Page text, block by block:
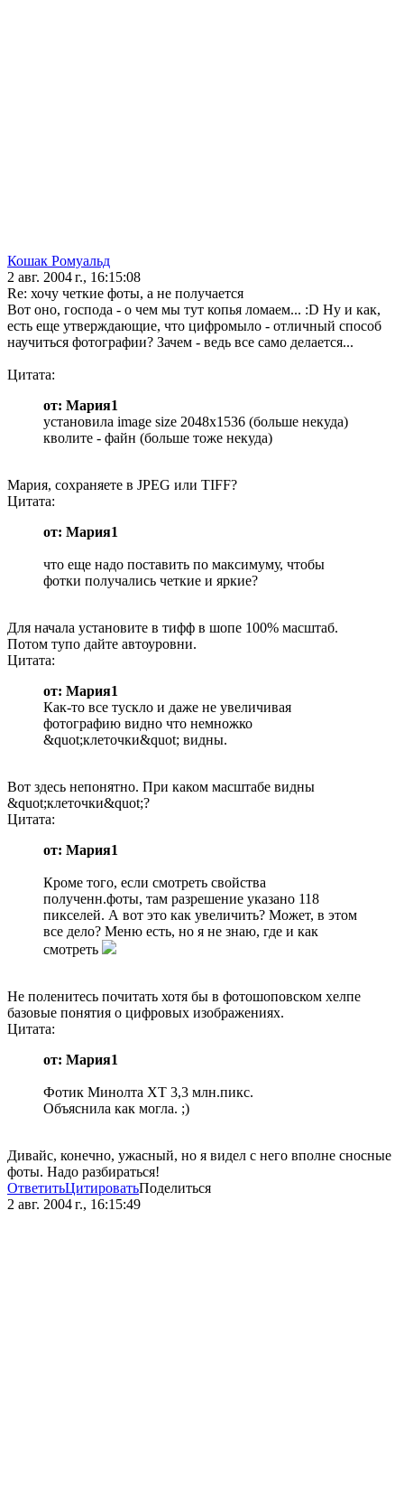
Кошак Ромуальд
2 авг. 2004 г., 16:15:08
Re: хочу четкие фоты, а не получается
Вот оно, господа - о чем мы тут копья ломаем... :D Ну и как,
есть еще утверждающие, что цифромыло - отличный способ
научиться фотографии? Зачем - ведь все само делается...
Цитата:
от: Мария1
установила image size 2048х1536 (больше некуда)
кволите - файн (больше тоже некуда)
Мария, сохраняете в JPEG или TIFF?
Цитата:
от: Мария1
что еще надо поставить по максимуму, чтобы
фотки получались четкие и яркие?
Для начала установите в тифф в шопе 100% масштаб.
Потом тупо дайте автоуровни.
Цитата:
от: Мария1
Как-то все тускло и даже не увеличивая
фотографию видно что немножко
&quot;клеточки&quot; видны.
Вот здесь непонятно. При каком масштабе видны
&quot;клеточки&quot;?
Цитата:
от: Мария1
Кроме того, если смотреть свойства
полученн.фоты, там разрешение указано 118
пикселей. А вот это как увеличить? Может, в этом
все дело? Меню есть, но я не знаю, где и как
смотреть
Не поленитесь почитать хотя бы в фотошоповском хелпе
базовые понятия о цифровых изображениях.
Цитата:
от: Мария1
Фотик Минолта XT 3,3 млн.пикс.
Объяснила как могла. ;)
Дивайс, конечно, ужасный, но я видел с него вполне сносные
фоты. Надо разбираться!
ОтветитьЦитироватьПоделиться
2 авг. 2004 г., 16:15:49